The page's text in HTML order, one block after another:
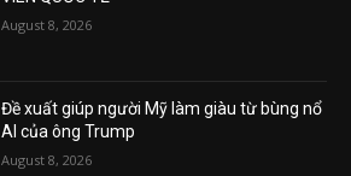
August 8, 2026
Đề xuất giúp người Mỹ làm giàu từ bùng nổ
AI của ông Trump
August 8, 2026